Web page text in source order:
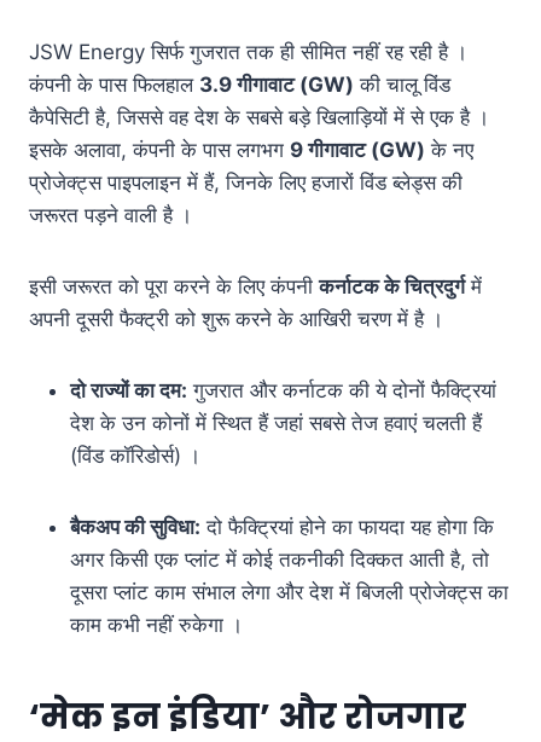
JSW Energy सिर्फ गुजरात तक ही सीमित नहीं रह रही है ।
कंपनी के पास फिलहाल 3.9गीगावाट (GW) की चालू विंड
कैपेसिटी है, जिससे वह देश के सबसे बड़े खिलाड़ियों में से एक है ।
इसके अलावा, कंपनी के पास लगभग 9गीगावाट (GW) के नए
प्रोजेक्ट्स पाइपलाइन में हैं, जिनके लिए हजारों विंड ब्लेड्स की
जरूरत पड़ने वाली है ।
इसी जरूरत को पूरा करने के लिए कंपनीकर्नाटक के चित्रदुर्गमें
अपनी दूसरी फैक्ट्री को शुरू करने के आखिरी चरण में है ।
दो राज्यों का दम: गुजरात और कर्नाटक की ये दोनों फैक्ट्रियां
देश के उन कोनों में स्थित हैं जहां सबसे तेज हवाएं चलती हैं
(विंड कॉरिडोर्स) ।
बैकअप की सुविधा: दो फैक्ट्रियां होने का फायदा यह होगा कि
अगर किसी एक प्लांट में कोई तकनीकी दिक्कत आती है, तो
दूसरा प्लांट काम संभाल लेगा और देश में बिजली प्रोजेक्ट्स का
काम कभी नहीं रुकेगा ।
‘मेक इन इंडिया’ और रोजगार